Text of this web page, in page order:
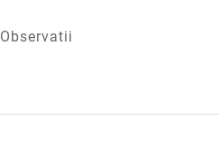
Observatii